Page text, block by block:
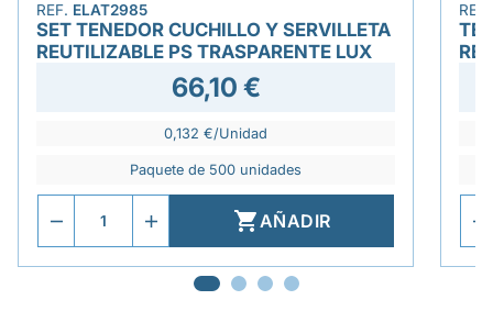
REF. ELAT2985
SET TENEDOR CUCHILLO Y SERVILLETA
REUTILIZABLE PS TRASPARENTE LUX
66,10 €
0,132 €/Unidad
Paquete de 500 unidades
AÑADIR